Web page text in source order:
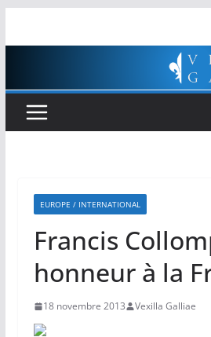
EUROPE / INTERNATIONAL
Francis
honneur à la
18 novembre 2013 Vexilla Galliae